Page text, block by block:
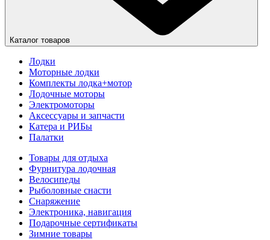
Каталог товаров
Лодки
Моторные лодки
Комплекты лодка+мотор
Лодочные моторы
Электромоторы
Аксессуары и запчасти
Катера и РИБы
Палатки
Товары для отдыха
Фурнитура лодочная
Велосипеды
Рыболовные снасти
Снаряжение
Электроника, навигация
Подарочные сертификаты
Зимние товары